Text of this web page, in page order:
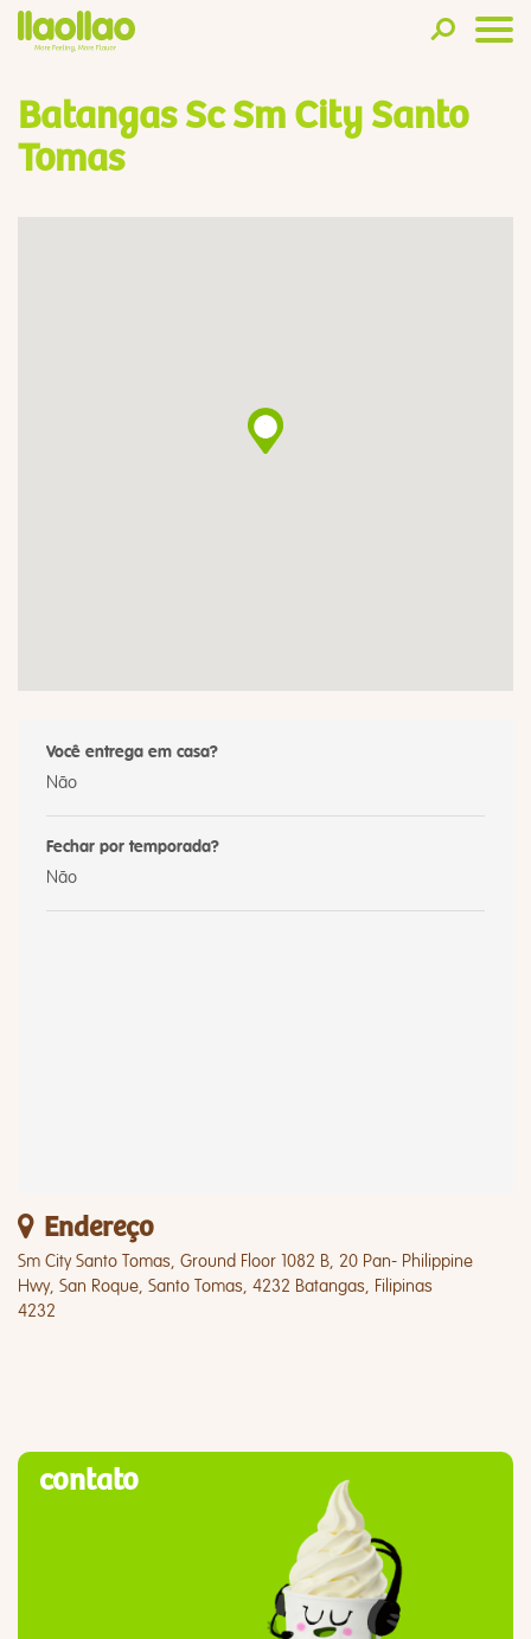
Batangas Sc Sm City Santo
Tomas
Você entrega em casa?
Não
Fechar por temporada?
Não
Endereço
Sm City Santo Tomas, Ground Floor 1082 B, 20 Pan- Philippine
Hwy, San Roque, Santo Tomas, 4232 Batangas, Filipinas
4232
contato